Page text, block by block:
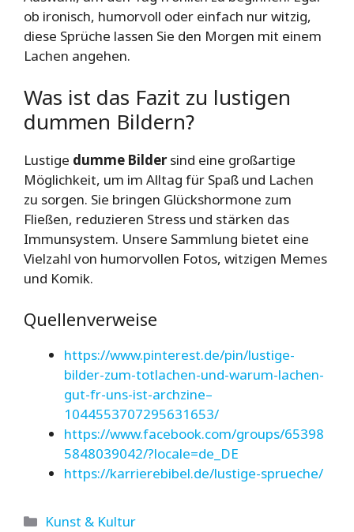
ob ironisch, humorvoll oder einfach nur witzig,
diese Sprüche lassen Sie den Morgen mit einem
Lachen angehen.
Was ist das Fazit zu lustigen
dummen Bildern?
Lustige dumme Bildersind eine großartige
Möglichkeit, um im Alltag für Spaß und Lachen
zu sorgen. Sie bringen Glückshormone zum
Fließen, reduzieren Stress und stärken das
Immunsystem. Unsere Sammlung bietet eine
Vielzahl von humorvollen Fotos, witzigen Memes
und Komik.
Quellenverweise
https://www.pinterest.de/pin/lustige-
bilder-zum-totlachen-und-warum-lachen-
gut-fr-uns-ist-archzine–
1044553707295631653/
https://www.facebook.com/groups/65398
5848039042/?locale=de_DE
https://karrierebibel.de/lustige-sprueche/
Kategorien
Kunst & Kultur